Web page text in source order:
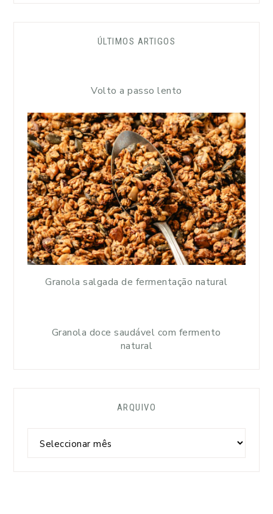
ÚLTIMOS ARTIGOS
Volto a passo lento
Granola salgada de fermentação natural
Granola doce saudável com fermento
natural
ARQUIVO